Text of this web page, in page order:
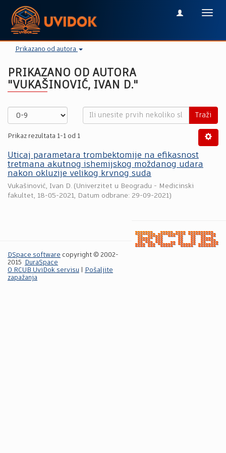
Prikazano od autora
PRIKAZANO OD AUTORA
"VUKAŠINOVIĆ, IVAN D."
Traži
Prikaz rezultata 1-1 od 1
Uticaj parametara trombektomije na efikasnost
tretmana akutnog ishemijskog moždanog udara
nakon okluzije velikog krvnog suda
Vukašinović, Ivan D. (Univerzitet u Beogradu - Medicinski
fakultet, 18-05-2021, Datum odbrane: 29-09-2021)
DSpace software copyright © 2002-
2015
DuraSpace
O RCUB UviDok servisu
Pošaljite
zapažanja